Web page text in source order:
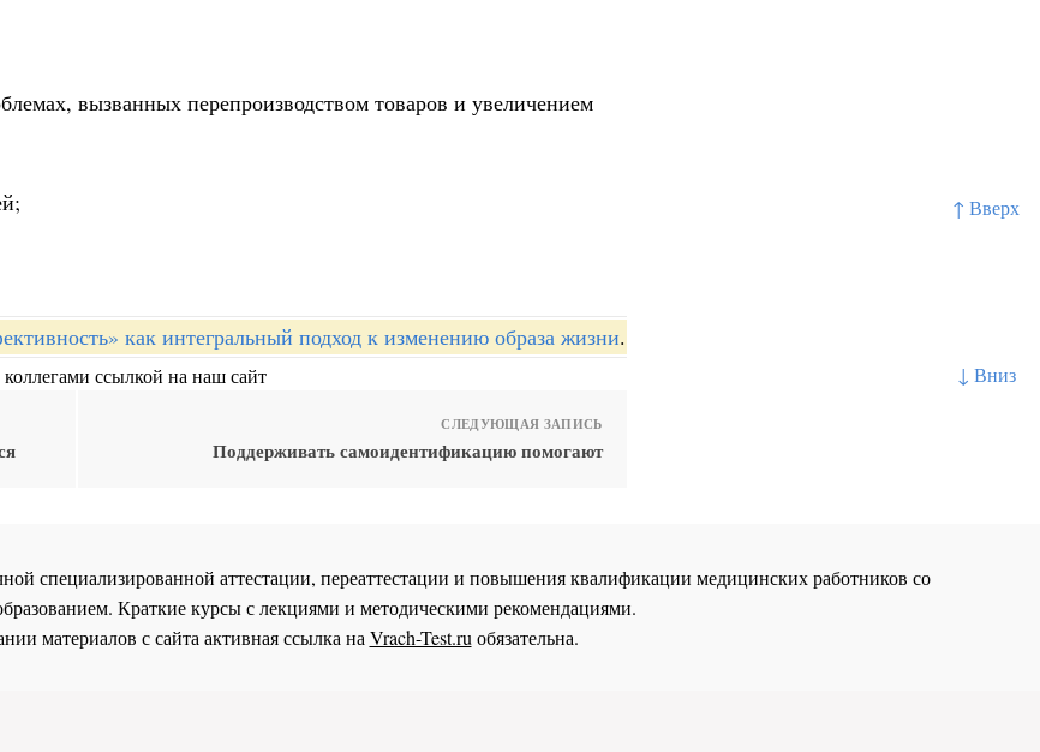
↑ Вверх
↓ Вниз
вызванных перепроизводством товаров и увеличением
как интегральный подход к изменению образа жизни.
ссылкой на наш сайт
СЛЕДУЮЩАЯ ЗАПИСЬ
Поддерживать самоидентификацию помогают
специализированной аттестации, переаттестации и повышения квалификации медицинских работников со
Краткие курсы с лекциями и методическими рекомендациями.
материалов с сайта активная ссылка наVrach-Test.ruобязательна.